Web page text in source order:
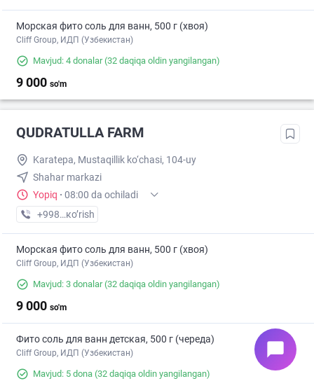
Морская фито соль для ванн, 500 г (хвоя)
Cliff Group, ИДП (Узбекистан)
Mavjud: 4 donalar(32 daqiqa oldin yangilangan)
9 000 so'm
QUDRATULLA FARM
Karatepa, Mustaqillik ko‘chasi, 104-uy
Shahar markazi
Yopiq · 08:00 da ochiladi
+998 (94) XXX-XX-XX
кo’rish
Морская фито соль для ванн, 500 г (хвоя)
Cliff Group, ИДП (Узбекистан)
Mavjud: 3 donalar(32 daqiqa oldin yangilangan)
9 000 so'm
Фито соль для ванн детская, 500 г (череда)
Cliff Group, ИДП (Узбекистан)
Mavjud: 5 dona (32 daqiqa oldin yangilangan)
chat_bubble